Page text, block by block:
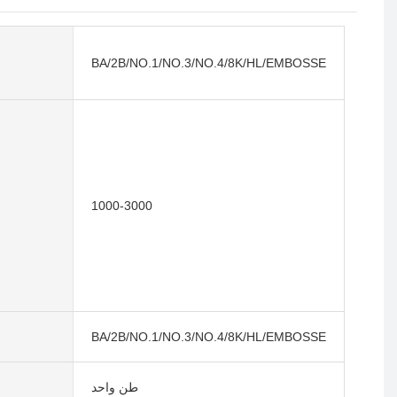
BA/2B/NO.1/NO.3/NO.4/8K/HL/EMBOSSED
1000-3000
BA/2B/NO.1/NO.3/NO.4/8K/HL/EMBOSSED
طن واحد